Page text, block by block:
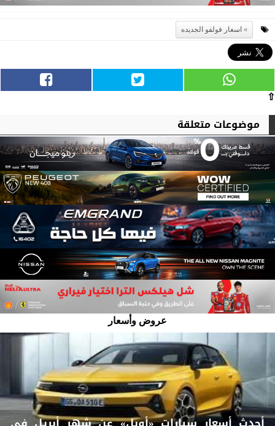
اسعار فولفو الجديده
⇧
موضوعات متعلقة
عروض وأسعار